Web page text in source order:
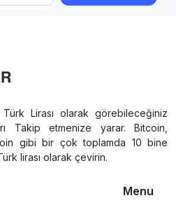
Türk Lirası olarak görebileceğiniz
Takip etmenize yarar. Bitcoin,
gibi bir çok toplamda 10 bine
lirası olarak çevirin.
Menu